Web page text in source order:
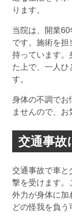
ります。
当院は、開業
です。施術を担
持っています。
た上で、一人ひ
す。
身体の不調でお
ませんので、お
交通事故
交通事故で車と
撃を受けます。
外力が身体に加
どの怪我を負う